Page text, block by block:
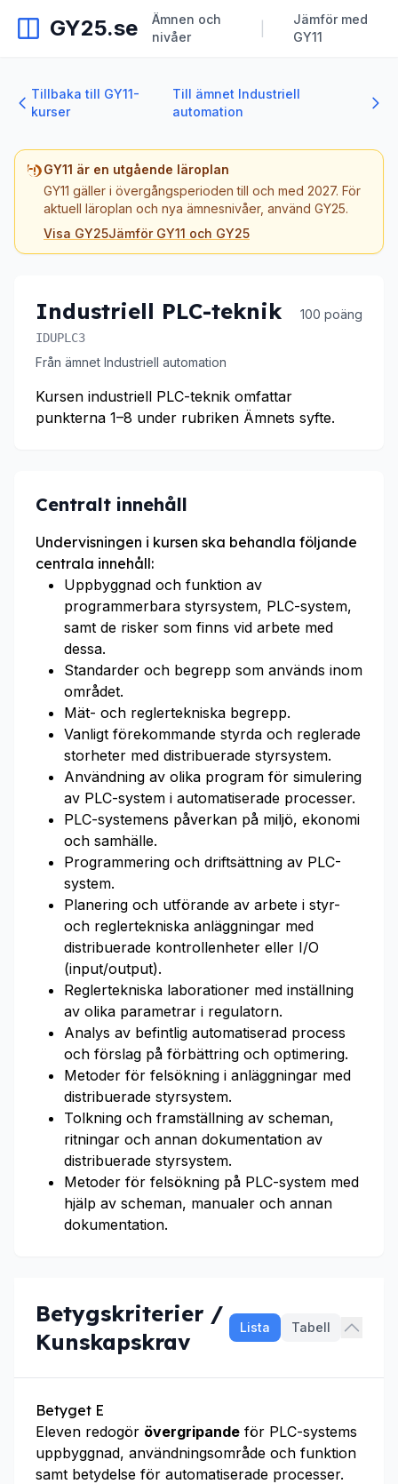
GY25.se
Ämnen och
nivåer
Jämför med
GY11
Tillbaka till GY11-
kurser
Till ämnet Industriell
automation
GY11 är en utgående läroplan
GY11 gäller i övergångsperioden till och med 2027. För
aktuell läroplan och nya ämnesnivåer, använd GY25.
Visa GY25Jämför GY11 och GY25
Industriell PLC-teknik 100 poäng
IDUPLC3
Från ämnet Industriell automation
Kursen industriell PLC-teknik omfattar
punkterna 1–8 under rubriken Ämnets syfte.
Centralt innehåll
Undervisningen i kursen ska behandla följande
centrala innehåll:
Uppbyggnad och funktion av
programmerbara styrsystem, PLC-system,
samt de risker som finns vid arbete med
dessa.
Standarder och begrepp som används inom
området.
Mät- och reglertekniska begrepp.
Vanligt förekommande styrda och reglerade
storheter med distribuerade styrsystem.
Användning av olika program för simulering
av PLC-system i automatiserade processer.
PLC-systemens påverkan på miljö, ekonomi
och samhälle.
Programmering och driftsättning av PLC-
system.
Planering och utförande av arbete i styr-
och reglertekniska anläggningar med
distribuerade kontrollenheter eller I/O
(input/output).
Reglertekniska laborationer med inställning
av olika parametrar i regulatorn.
Analys av befintlig automatiserad process
och förslag på förbättring och optimering.
Metoder för felsökning i anläggningar med
distribuerade styrsystem.
Tolkning och framställning av scheman,
ritningar och annan dokumentation av
distribuerade styrsystem.
Metoder för felsökning på PLC-system med
hjälp av scheman, manualer och annan
dokumentation.
Betygskriterier /
Kunskapskrav
Lista Tabell
Betyget E
Eleven redogör övergripande för PLC-systems
uppbyggnad, användningsområde och funktion
samt betydelse för automatiserade processer.